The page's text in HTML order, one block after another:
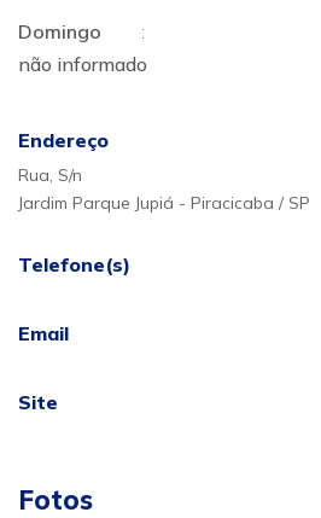
Domingo
:
não informado
Endereço
Rua, S/n
Jardim Parque Jupiá - Piracicaba / SP
Telefone(s)
Email
Site
Fotos